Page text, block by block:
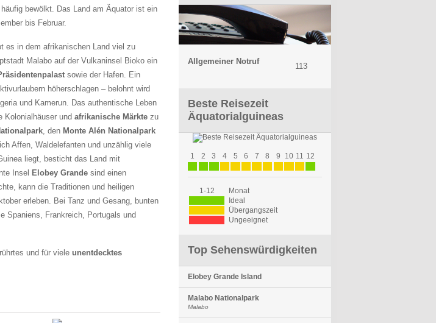
bewölkt. Das Land am Äquator ist ein
bis Februar.
es in dem afrikanischen Land viel zu
Malabo auf der Vulkaninsel Bioko ein
sowie der Hafen. Ein
höherschlagen – belohnt wird
und Kamerun. Das authentische Leben
Kolonialhäuser und afrikanische Märkte zu
, den Monte Alén Nationalpark
Affen, Waldelefanten und unzählig viele
liegt, besticht das Land mit
Insel Elobey Grande sind einen
kann die Traditionen und heiligen
erleben. Bei Tanz und Gesang, bunten
Spaniens, Frankreich, Portugals und
und für viele unentdecktes
Allgemeiner Notruf
113
Beste Reisezeit
Äquatorialguineas
1 2 3 4 5 6 7 8 9 10 11 12
1-12
Monat
Ideal
Übergangszeit
Ungeeignet
Top Sehenswürdigkeiten
Elobey Grande Island
Malabo Nationalpark
Malabo